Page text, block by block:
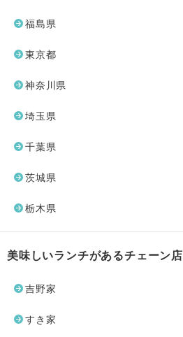
福島県
東京都
神奈川県
埼玉県
千葉県
茨城県
栃木県
美味しいランチがあるチェーン店
吉野家
すき家